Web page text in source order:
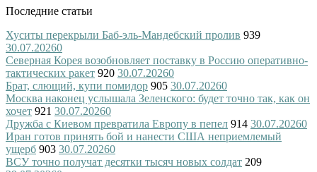
Последние статьи
Хуситы перекрыли Баб-эль-Мандебский пролив 939
30.07.20260
Северная Корея возобновляет поставку в Россию оперативно-
тактических ракет 920 30.07.20260
Брат, слющий, купи помидор 905 30.07.20260
Москва наконец услышала Зеленского: будет точно так, как он
хочет 921 30.07.20260
Дружба с Киевом превратила Европу в пепел 914 30.07.20260
Иран готов принять бой и нанести США неприемлемый
ущерб 903 30.07.20260
ВСУ точно получат десятки тысяч новых солдат 209